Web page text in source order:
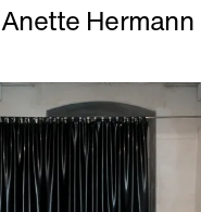
Anette Hermann